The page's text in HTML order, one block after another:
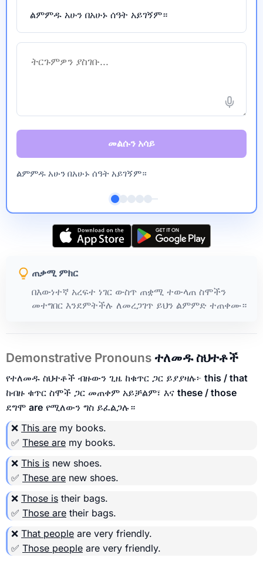
ልምምዱ አሁን በአሁኑ ሰዓት አይገኝም።
መልሱን አሳይ
ልምምዱ አሁን በአሁኑ ሰዓት አይገኝም።
ጠቃሚ ምክር
በእውነተኛ አረፍተ ነገር ውስጥ ጠቋሚ ተውላጠ ስሞችን
መተግበር እንደምትችሉ ለመረጋገጥ ይህን ልምምድ ተጠቀሙ።
Demonstrative Pronouns ተለመዱ ስህተቶች
የተለመዱ ስህተቶች ብዙውን ጊዜ ከቁጥር ጋር ይያያዛሉ፦ this / that
ከብዙ ቁጥር ስሞች ጋር መጠቀም አይቻልም፣ እና these / those
ደግሞ are የሚለውን ግስ ይፈልጋሉ።
❌ This are my books.
✅ These are my books.
❌ This is new shoes.
✅ These are new shoes.
❌ Those is their bags.
✅ Those are their bags.
❌ That people are very friendly.
✅ Those people are very friendly.